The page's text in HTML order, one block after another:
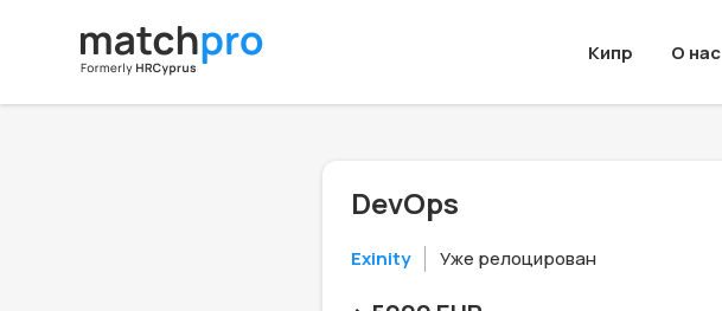
Кипр О нас
DevOps
Exinity Уже релоцирован